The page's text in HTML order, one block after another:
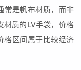
是帆布材质，而非
材质的LV手袋，价格
格区间属于比较经济